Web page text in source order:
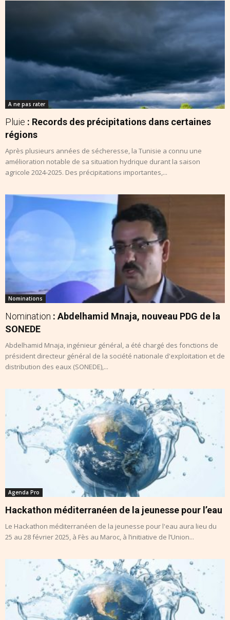
A ne pas rater
Pluie : Records des précipitations dans certaines
régions
Après plusieurs années de sécheresse, la Tunisie a connu une
amélioration notable de sa situation hydrique durant la saison
agricole 2024-2025. Des précipitations importantes,...
Nominations
Nomination : Abdelhamid Mnaja, nouveau PDG de la
SONEDE
Abdelhamid Mnaja, ingénieur général, a été chargé des fonctions de
président directeur général de la société nationale d'exploitation et de
distribution des eaux (SONEDE),...
Agenda Pro
Hackathon méditerranéen de la jeunesse pour l’eau
Le Hackathon méditerranéen de la jeunesse pour l'eau aura lieu du
25 au 28 février 2025, à Fès au Maroc, à l’initiative de l’Union...